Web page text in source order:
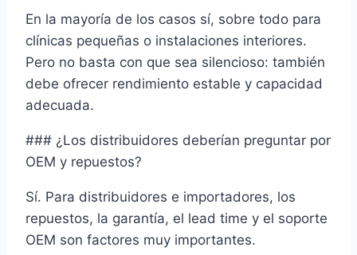
En la mayoría de los casos sí, sobre todo para
clínicas pequeñas o instalaciones interiores.
Pero no basta con que sea silencioso: también
debe ofrecer rendimiento estable y capacidad
adecuada.
### ¿Los distribuidores deberían preguntar por
OEM y repuestos?
Sí. Para distribuidores e importadores, los
repuestos, la garantía, el lead time y el soporte
OEM son factores muy importantes.